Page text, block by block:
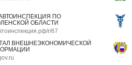
ПО
ОБЛАСТИ
r/67
ВНЕШНЕЭКОНОМИЧЕСКОЙ